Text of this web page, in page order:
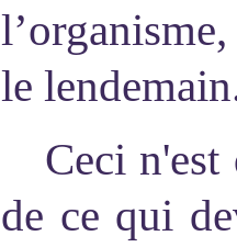
le
Ceci
de ce qui